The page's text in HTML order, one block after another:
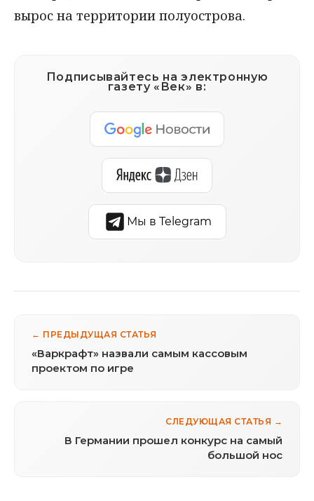
вырос на территории полуострова.
Подписывайтесь на электронную
газету «Век» в:
Мы в Telegram
← ПРЕДЫДУЩАЯ СТАТЬЯ
«Варкрафт» назвали самым кассовым
проектом по игре
СЛЕДУЮЩАЯ СТАТЬЯ →
В Германии прошел конкурс на самый
большой нос